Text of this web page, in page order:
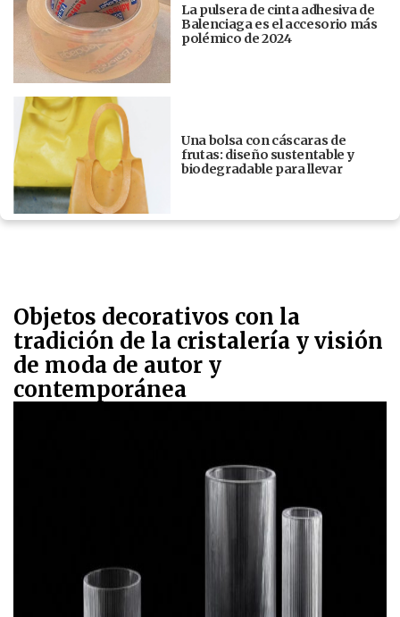
La pulsera de cinta adhesiva de
Balenciaga es el accesorio más
polémico de 2024
Una bolsa con cáscaras de
frutas: diseño sustentable y
biodegradable para llevar
Objetos decorativos con la
tradición de la cristalería y visión
de moda de autor y
contemporánea